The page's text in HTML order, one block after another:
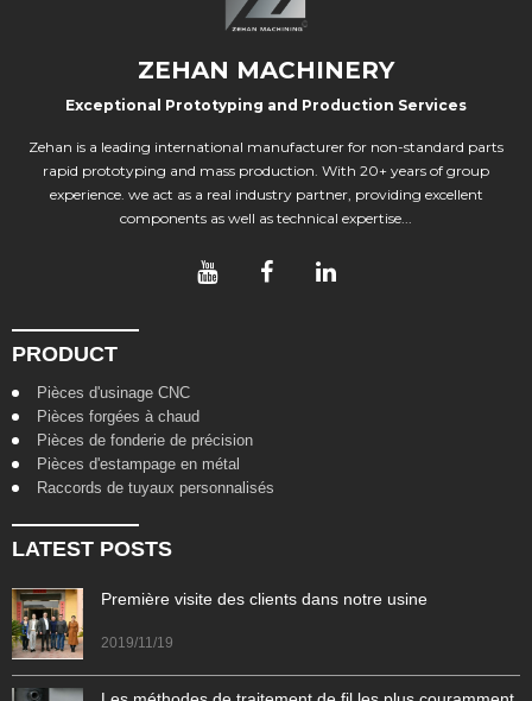
ZEHAN MACHINERY
Exceptional Prototyping and Production Services
Zehan is a leading international manufacturer for non-standard parts
rapid prototyping and mass production. With 20+ years of group
experience. we act as a real industry partner, providing excellent
components as well as technical expertise...
PRODUCT
Pièces d'usinage CNC
Pièces forgées à chaud
Pièces de fonderie de précision
Pièces d'estampage en métal
Raccords de tuyaux personnalisés
LATEST POSTS
Première visite des clients dans notre usine
2019/11/19